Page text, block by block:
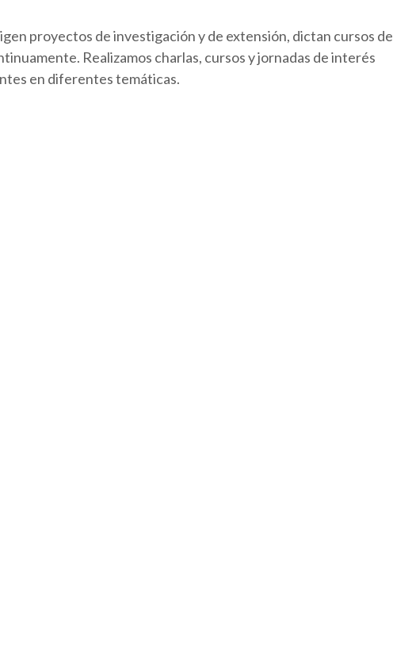
proyectos de investigación y de extensión, dictan cursos de
Realizamos charlas, cursos y jornadas de interés
en diferentes temáticas.